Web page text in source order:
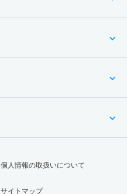
個人情報の取扱いについて
サイトマップ